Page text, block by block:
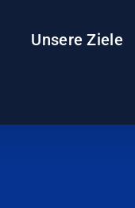
Unsere Ziele